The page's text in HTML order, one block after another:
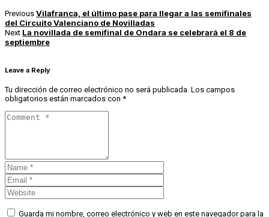
Previous Vilafranca, el último pase para llegar a las semifinales
del Circuito Valenciano de Novilladas
Next La novillada de semifinal de Ondara se celebrará el 8 de
septiembre
Leave a Reply
Tu dirección de correo electrónico no será publicada. Los campos
obligatorios están marcados con *
Guarda mi nombre, correo electrónico y web en este navegador para la